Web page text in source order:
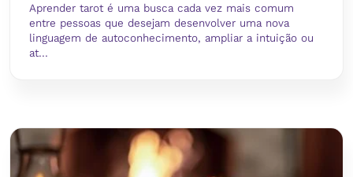
Aprender tarot é uma busca cada vez mais comum
entre pessoas que desejam desenvolver uma nova
linguagem de autoconhecimento, ampliar a intuição ou
at...